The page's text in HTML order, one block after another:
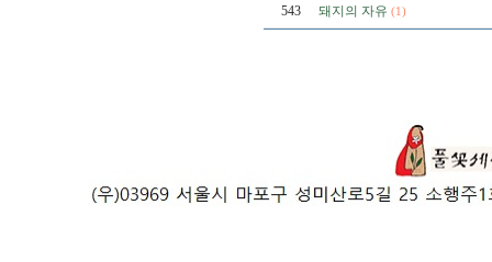
543 돼지의 자유 (1)